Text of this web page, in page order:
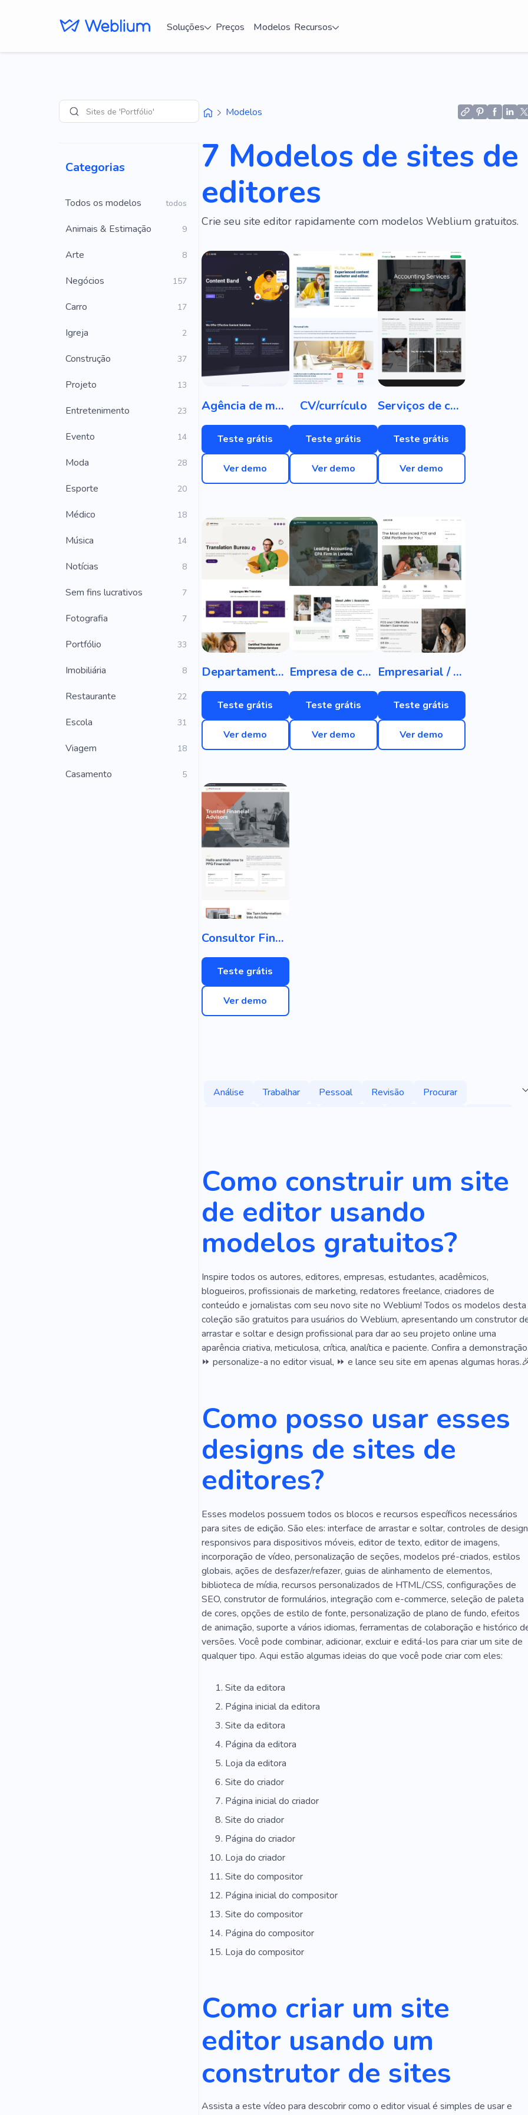
Soluções Preços Modelos Recursos
Pesquisar
Sites de 'Portfólio'
Categorias
Todos os modelos todos
Animais & Estimação 9
Arte 8
Negócios 157
Carro 17
Igreja 2
Construção 37
Projeto 13
Entretenimento 23
Evento 14
Moda 28
Esporte 20
Médico 18
Música 14
Notícias 8
Sem fins lucrativos 7
Fotografia 7
Portfólio 33
Imobiliária 8
Restaurante 22
Escola 31
Viagem 18
Casamento 5
Modelos
7 Modelos de sites de
editores
Crie seu site editor rapidamente com modelos Weblium gratuitos.
Agência de marketing de conteúdo
Teste grátis
Ver demo
CV/currículo
Teste grátis
Ver demo
Serviços de contabilidade
Teste grátis
Ver demo
Departamento de Tradução
Teste grátis
Ver demo
Empresa de contabilidade
Teste grátis
Ver demo
Empresarial / Corporativo
Teste grátis
Ver demo
Consultor Financeiro
Teste grátis
Ver demo
Análise Trabalhar Pessoal Revisão
Procurar
Rango
Lados Status Livros Folheto
Canal
Cliente
Experiência Porcaria Gravação
Afinação Especialista
Promoção
Investimento
Figma
Pagar Equipamento Rubi Acionar
Caso
Comércio Eletrônico
Informação Instruções
Rápido
Semente
Banco Discussão Off-line
Direitos Autorais
Blog
Informativo Contente Marketing
Agência
Dinheiro
Vendas Relatórios Expectativa
Tempo Parcial
Serviços Profissionais
Acessível
Fornecedor
Trabalho Rápido
Sucesso
Segurança
Visa
Como construir um site
de editor usando
modelos gratuitos?
Inspire todos os autores, editores, empresas, estudantes, acadêmicos,
blogueiros, profissionais de marketing, redatores freelance, criadores de
conteúdo e jornalistas com seu novo site no Weblium! Todos os modelos desta
coleção são gratuitos para usuários do Weblium, apresentando um construtor
arrastar e soltar e design profissional para dar ao seu projeto online uma
aparência criativa, meticulosa, crítica, analítica e paciente. Confira a
⏩ personalize-a no editor visual, ⏩ e lance seu site em apenas algumas
Como posso usar esses
designs de sites de
editores?
Esses modelos possuem todos os blocos e recursos específicos necessários
para sites de edição. São eles: interface de arrastar e soltar, controles de design
responsivos para dispositivos móveis, editor de texto, editor de imagens,
incorporação de vídeo, personalização de seções, modelos pré-criados, estilos
globais, ações de desfazer/refazer, guias de alinhamento de elementos,
biblioteca de mídia, recursos personalizados de HTML/CSS, configurações de
SEO, construtor de formulários, integração com e-commerce, seleção de paleta
de cores, opções de estilo de fonte, personalização de plano de fundo, efeitos
de animação, suporte a vários idiomas, ferramentas de colaboração e histórico
versões. Você pode combinar, adicionar, excluir e editá-los para criar um site de
qualquer tipo. Aqui estão algumas ideias do que você pode criar com eles:
Site da editora
Página inicial da editora
Site da editora
Página da editora
Loja da editora
Site do criador
Página inicial do criador
Site do criador
Página do criador
Loja do criador
Site do compositor
Página inicial do compositor
Site do compositor
Página do compositor
Loja do compositor
Como criar um site
editor usando um
construtor de sites
Assista a este vídeo para descobrir como o editor visual é simples de usar e